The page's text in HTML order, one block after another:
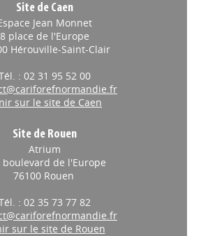
Site de Caen
Jean Monnet
8 place de l'Europe
Hérouville-Saint-Clair
: 02 31 95 52 00
sur le site de Caen
Site de Rouen
Atrium
boulevard de l'Europe
76100 Rouen
: 02 35 73 77 82
sur le site de Rouen